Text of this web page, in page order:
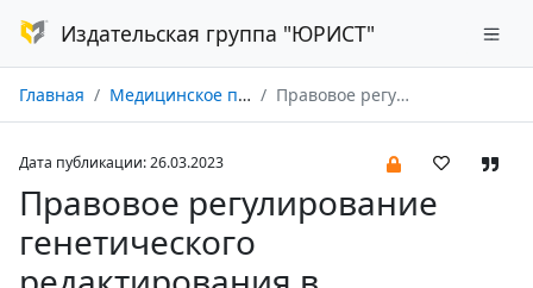
Издательская группа "ЮРИСТ"
Главная Медицинское право № 02/2023 Правовое регулирование генетического редактирования в клинической практике: проблемы и перспективы
Дата публикации: 26.03.2023
Правовое регулирование
генетического